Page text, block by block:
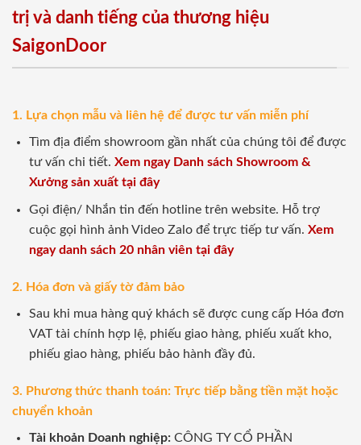
trị và danh tiếng của thương hiệu
SaigonDoor
1. Lựa chọn mẫu và liên hệ để được tư vấn miễn phí
Tìm địa điểm showroom gần nhất của chúng tôi để được
tư vấn chi tiết. Xem ngay Danh sách Showroom &
Xưởng sản xuất tại đây
Gọi điện/ Nhắn tin đến hotline trên website. Hỗ trợ
cuộc gọi hình ảnh Video Zalo để trực tiếp tư vấn. Xem
ngay danh sách 20 nhân viên tại đây
2. Hóa đơn và giấy tờ đảm bảo
Sau khi mua hàng quý khách sẽ được cung cấp Hóa đơn
VAT tài chính hợp lệ, phiếu giao hàng, phiếu xuất kho,
phiếu giao hàng, phiếu bảo hành đầy đủ.
3. Phương thức thanh toán: Trực tiếp bằng tiền mặt hoặc
chuyển khoản
Tài khoản Doanh nghiệp:CÔNG TY CỔ PHẦN